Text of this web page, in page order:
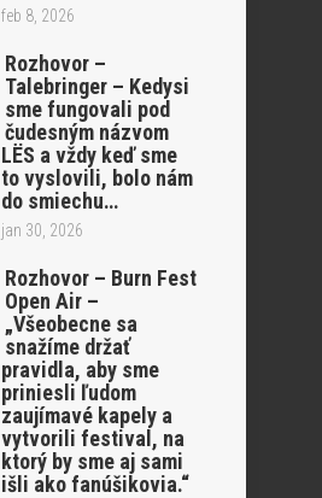
feb 8, 2026
Rozhovor –
Talebringer – Kedysi
sme fungovali pod
čudesným názvom
LËS a vždy keď sme
to vyslovili, bolo nám
do smiechu…
jan 30, 2026
Rozhovor – Burn Fest
Open Air –
„Všeobecne sa
snažíme držať
pravidla, aby sme
priniesli ľudom
zaujímavé kapely a
vytvorili festival, na
ktorý by sme aj sami
išli ako fanúšikovia.“